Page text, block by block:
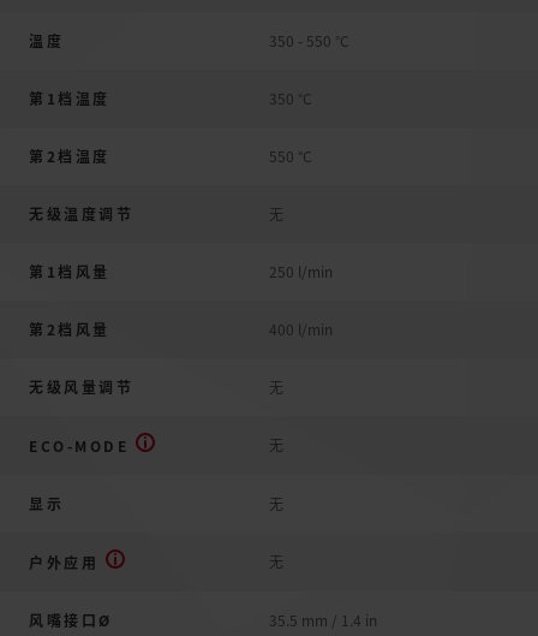
溫度 350 - 550 °C
第1档温度 350 °C
第2档温度 550 °C
无级温度调节 无
第1档风量 250 l/min
第2档风量 400 l/min
无级风量调节 无
ECO-MODE 无
显示 无
户外应用 无
风嘴接口Ø 35.5 mm / 1.4 in